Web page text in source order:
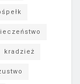
kradzież